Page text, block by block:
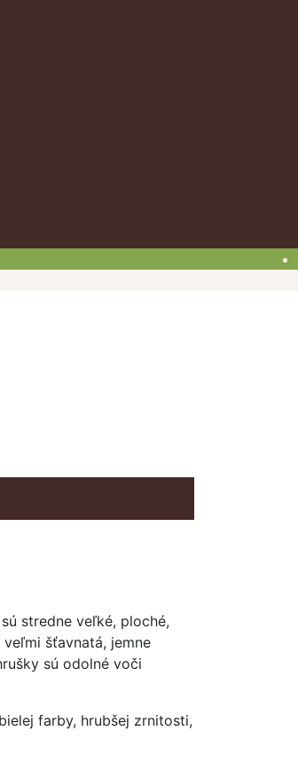
stredne veľké, ploché,
šťavnatá, jemne
sú odolné voči
farby, hrubšej zrnitosti,